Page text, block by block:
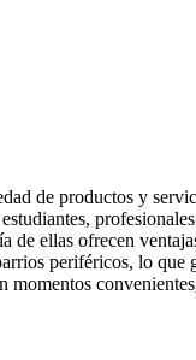
de productos y
ellas ofrecen
periféricos, lo